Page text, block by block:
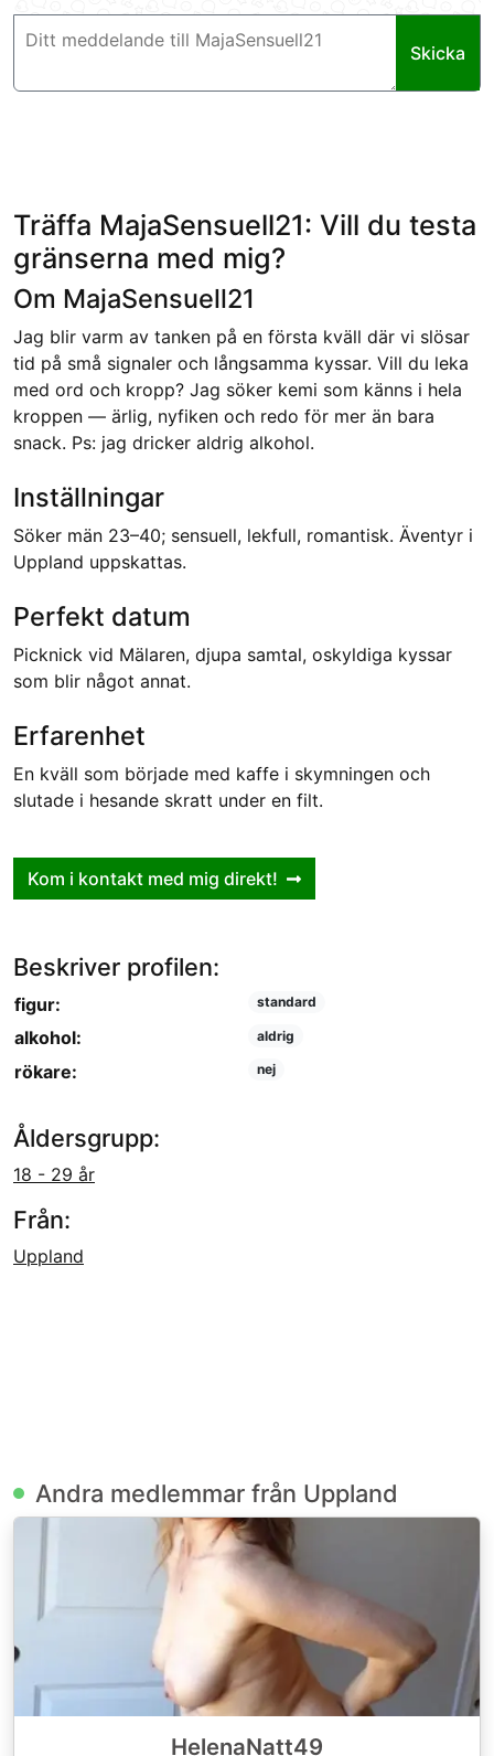
Skicka
Träffa MajaSensuell21: Vill du testa
gränserna med mig?
Om MajaSensuell21
Jag blir varm av tanken på en första kväll där vi slösar
tid på små signaler och långsamma kyssar. Vill du leka
med ord och kropp? Jag söker kemi som känns i hela
kroppen — ärlig, nyfiken och redo för mer än bara
snack. Ps: jag dricker aldrig alkohol.
Inställningar
Söker män 23–40; sensuell, lekfull, romantisk. Äventyr i
Uppland uppskattas.
Perfekt datum
Picknick vid Mälaren, djupa samtal, oskyldiga kyssar
som blir något annat.
Erfarenhet
En kväll som började med kaffe i skymningen och
slutade i hesande skratt under en filt.
Kom i kontakt med mig direkt!
Beskriver profilen:
figur: standard
alkohol: aldrig
rökare: nej
Åldersgrupp:
18 - 29 år
Från:
Uppland
Andra medlemmar från Uppland
HelenaNatt49